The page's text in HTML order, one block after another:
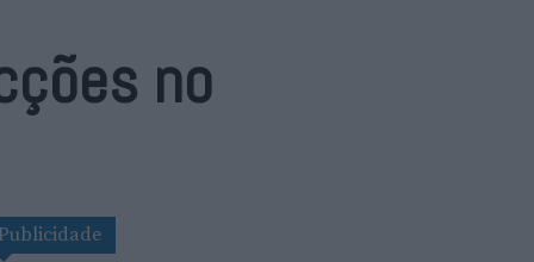
no
Publicidade